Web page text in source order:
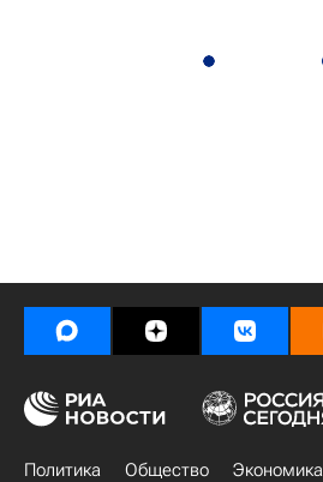
Политика Общество Экономика